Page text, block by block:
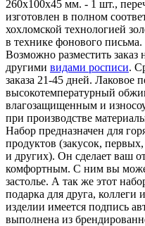
260х100х45 мм. - 1 шт.,
изготовлен в полном
хохломской технологией
в технике фонового
Возможно разместить заказ
другими видами росписи.
заказа 21-45 дней. Лаковое
высокотемпературный
влагозащищенным и
при производстве
Набор предназначен для
продуктов (закусок,
и других). Он сделает ваш
комфортным. С ним вы
застолье. А так же этот
подарка для друга,
изделии имеется подпись
выполнена из